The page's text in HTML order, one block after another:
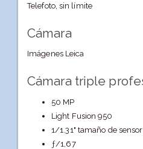
Telefoto, sin límite
Cámara
Imágenes Leica
Cámara triple
50 MP
Light Fusion 950
1/1.31" tamaño de sensor
ƒ/1,67